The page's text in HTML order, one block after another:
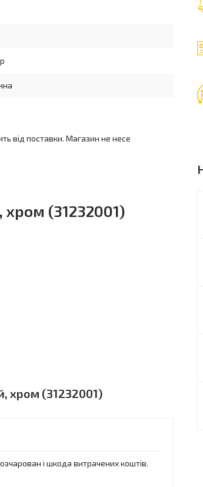
від поставки. Магазин не несе
хром (31232001)
хром (31232001)
і шкода витрачених коштів.